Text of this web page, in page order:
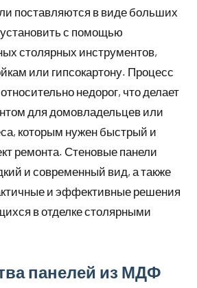
поставляются в виде больших
установить с помощью
столярных инструментов,
или гипсокартону. Процесс
недорог, что делает
для домовладельцев или
которым нужен быстрый и
ремонта. Стеновые панели
и современный вид, а также
и эффективные решения
в отделке столярными
панелей из МДФ